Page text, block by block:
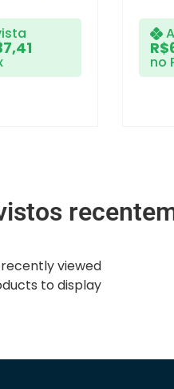
R$
no
recently viewed
to display